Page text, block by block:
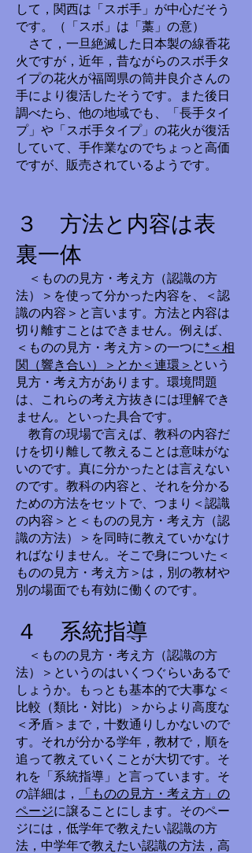
して，関西は「スボ手」が中心だそう
です。（「スボ」は「藁」の意）
さて，一旦絶滅した日本製の線香花
火ですが，近年，昔ながらのスボ手タ
イプの花火が福岡県の筒井良介さんの
手により復活したそうです。また後日
調べたら、他の地域でも、「長手タイ
プ」や「スボ手タイプ」の花火が復活
していて、手作業なのでちょっと高価
ですが、販売されているようです。
３ 方法と内容は表
裏一体
＜ものの見方・考え方（認識の方
法）＞を使って分かった内容を、＜認
識の内容＞と言います。方法と内容は
切り離すことはできません。例えば、
＜ものの見方・考え方＞の一つに*＜相
関（響き合い）＞とか＜連環＞ という
見方・考え方があります。環境問題
は、これらの考え方抜きには理解でき
ません。といった具合です。
教育の現場で言えば、教科の内容だ
けを切り離して教えることは意味がな
いのです。真に分かったとは言えない
のです。教科の内容と、それを分かる
ための方法をセットで、つまり＜認識
の内容＞と＜ものの見方・考え方（認
識の方法）＞を同時に教えていかなけ
ればなりません。そこで身についた＜
ものの見方・考え方＞は，別の教材や
別の場面でも有効に働くのです。
４ 系統指導
＜ものの見方・考え方（認識の方
法）＞というのはいくつぐらいあるで
しょうか。もっとも基本的で大事な＜
比較（類比・対比）＞からより高度な
＜矛盾＞まで，十数通りしかないので
す。それが分かる学年，教材で，順を
追って教えていくことが大切です。そ
れを「系統指導」と言っています。そ
の詳細は，
「ものの見方・考え方」の
ページに譲ることにします。そのペー
ジには，低学年で教えたい認識の方
法，中学年で教えたい認識の方法，高